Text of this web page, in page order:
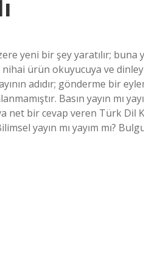
yeni bir şey yaratılır; buna
nihai ürün okuyucuya ve
adıdır; gönderme bir
Basın yayın mı
net bir cevap veren Türk Dil
yayın mı yayım mı?